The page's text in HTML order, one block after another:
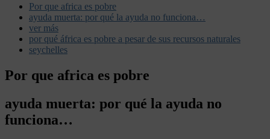
Por que africa es pobre
ayuda muerta: por qué la ayuda no funciona…
ver más
por qué áfrica es pobre a pesar de sus recursos naturales
seychelles
Por que africa es pobre
ayuda muerta: por qué la ayuda no
funciona…